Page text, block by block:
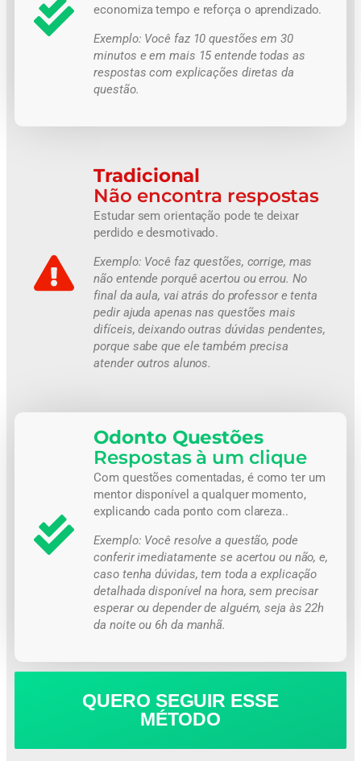
economiza tempo e reforça o aprendizado.
Exemplo: Você faz 10 questões em 30
minutos e em mais 15 entende todas as
respostas com explicações diretas da
questão.
Tradicional​
Não encontra respostas
Estudar sem orientação pode te deixar
perdido e desmotivado.
Exemplo: Você faz questões, corrige, mas
não entende porquê acertou ou errou. No
final da aula, vai atrás do professor e tenta
pedir ajuda apenas nas questões mais
difíceis, deixando outras dúvidas pendentes,
porque sabe que ele também precisa
atender outros alunos.
Odonto Questões
Respostas à um clique
Com questões comentadas, é como ter um
mentor disponível a qualquer momento,
explicando cada ponto com clareza..
Exemplo: Você resolve a questão, pode
conferir imediatamente se acertou ou não, e,
caso tenha dúvidas, tem toda a explicação
detalhada disponível na hora, sem precisar
esperar ou depender de alguém, seja às 22h
da noite ou 6h da manhã.
QUERO SEGUIR ESSE
MÉTODO